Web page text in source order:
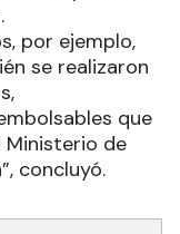
por ejemplo,
se realizaron
que
de
concluyó.